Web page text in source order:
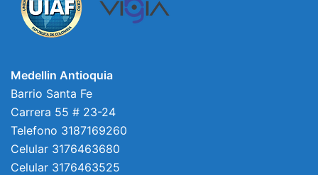
Medellin Antioquia
Barrio Santa Fe
Carrera 55 # 23-24
Telefono 3187169260
Celular 3176463680
Celular 3176463525